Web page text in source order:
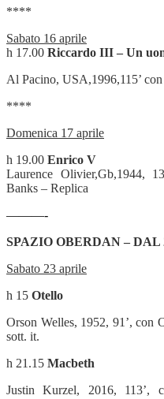
****
Sabato 16 aprile
h 17.00 Riccardo III – Un
Al Pacino, USA,1996,115’
****
Domenica 17 aprile
h 19.00 Enrico V
Laurence Olivier,Gb,1944,
Banks – Replica
———-
SPAZIO OBERDAN –
Sabato 23 aprile
h 15 Otello
Orson Welles, 1952, 91’, con
sott. it.
h 21.15 Macbeth
Justin Kurzel, 2016, 113’,